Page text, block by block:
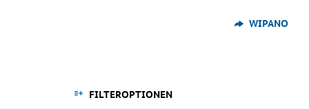
WIPANO
FILTEROPTIONEN